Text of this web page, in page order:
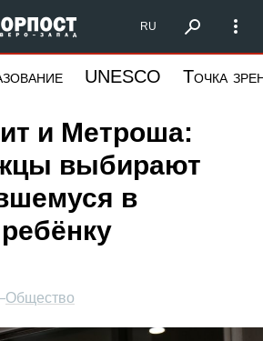
Форпост Северо-Запад
RU
UNESCO Точка
и Метроша:
выбирают
в
Общество